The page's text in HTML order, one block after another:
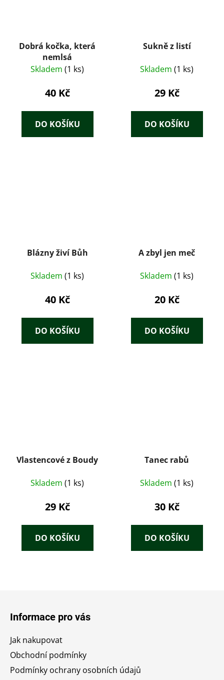
Dobrá kočka, která
nemlsá
Skladem (1 ks)
40 Kč
DO KOŠÍKU
Sukně z listí
Skladem (1 ks)
29 Kč
DO KOŠÍKU
Blázny živí Bůh
Skladem (1 ks)
40 Kč
DO KOŠÍKU
A zbyl jen meč
Skladem (1 ks)
20 Kč
DO KOŠÍKU
Vlastencové z Boudy
Skladem (1 ks)
29 Kč
DO KOŠÍKU
Tanec rabů
Skladem (1 ks)
30 Kč
DO KOŠÍKU
Informace pro vás
Jak nakupovat
Obchodní podmínky
Podmínky ochrany osobních údajů